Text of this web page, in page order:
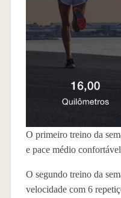
O primeiro treino da
e pace médio
O segundo treino da
velocidade com 6